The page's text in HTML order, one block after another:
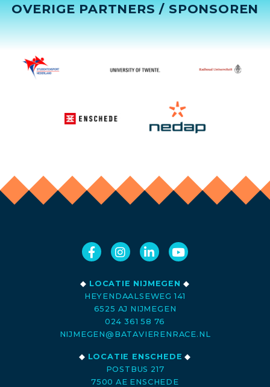
OVERIGE PARTNERS / SPONSOREN
◆ LOCATIE NIJMEGEN ◆
HEYENDAALSEWEG 141
6525 AJ NIJMEGEN
024 361 58 76
NIJMEGEN@BATAVIERENRACE.NL
◆ LOCATIE ENSCHEDE ◆
POSTBUS 217
7500 AE ENSCHEDE